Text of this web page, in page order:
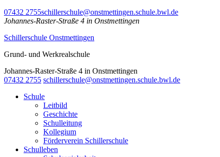
07432 2755schillerschule@onstmettingen.schule.bwl.de
Johannes-Raster-Straße 4 in Onstmettingen
Schillerschule Onstmettingen
Grund- und Werkrealschule
Johannes-Raster-Straße 4 in Onstmettingen
07432 2755 schillerschule@onstmettingen.schule.bwl.de
Schule
Leitbild
Geschichte
Schulleitung
Kollegium
Förderverein Schillerschule
Schulleben